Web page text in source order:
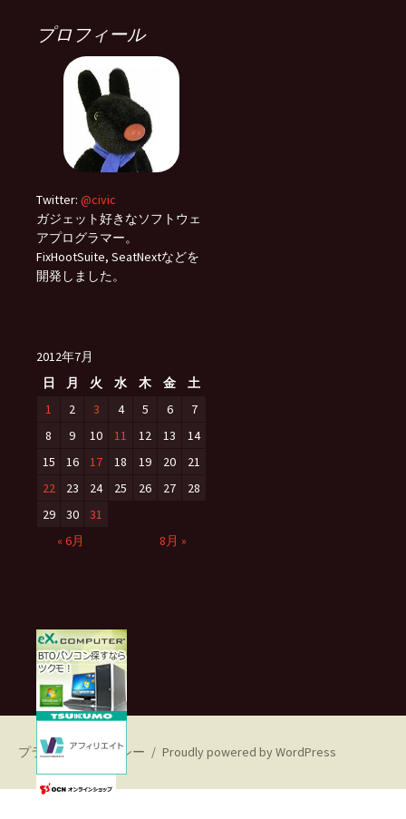
プロフィール
Twitter: @civic
ガジェット好きなソフトウェ
アプログラマー。
FixHootSuite, SeatNextなどを
開発しました。
2012年7月
日
月 火 水 木 金
土
1
2 3 4 5 6
7
8
9 10 11 12 13
14
15
16 17 18 19 20
21
22
23 24 25 26 27
28
29
30
31
« 6月
8月 »
プライバシーポリシー Proudly powered by WordPress